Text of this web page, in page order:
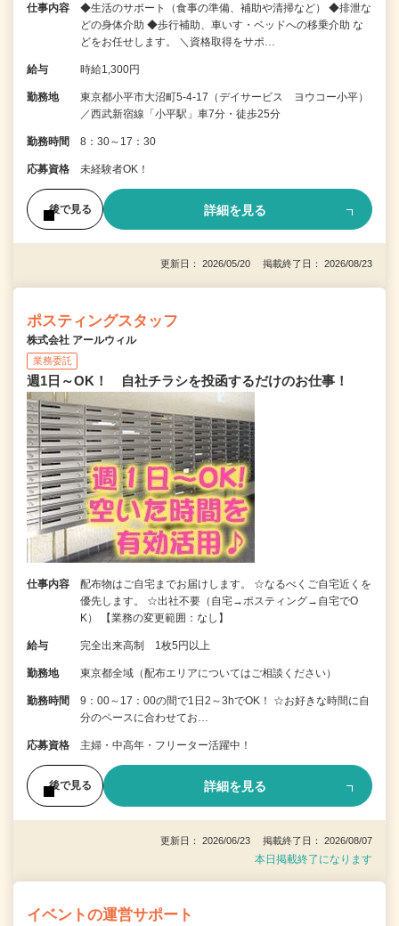
仕事内容
◆生活のサポート（食事の準備、補助や清掃など） ◆排泄な
どの身体介助 ◆歩行補助、車いす・ベッドへの移乗介助 な
どをお任せします。 ＼資格取得をサポ…
給与 時給1,300円
勤務地
東京都小平市大沼町5-4-17（デイサービス ヨウコー小平）
／西武新宿線「小平駅」車7分・徒歩25分
勤務時間 8：30～17：30
応募資格 未経験者OK！
後で見る 詳細を見る
更新日： 2026/05/20 掲載終了日： 2026/08/23
ポスティングスタッフ
株式会社 アールウィル
業務委託
週1日～OK！ 自社チラシを投函するだけのお仕事！
仕事内容
配布物はご自宅までお届けします。 ☆なるべくご自宅近くを
優先します。 ☆出社不要（自宅→ポスティング→自宅でO
K） 【業務の変更範囲：なし】
給与 完全出来高制 1枚5円以上
勤務地 東京都全域（配布エリアについてはご相談ください）
勤務時間
9：00～17：00の間で1日2～3hでOK！ ☆お好きな時間に自
分のペースに合わせてお…
応募資格 主婦・中高年・フリーター活躍中！
後で見る 詳細を見る
更新日： 2026/06/23 掲載終了日： 2026/08/07
本日掲載終了になります
イベントの運営サポート